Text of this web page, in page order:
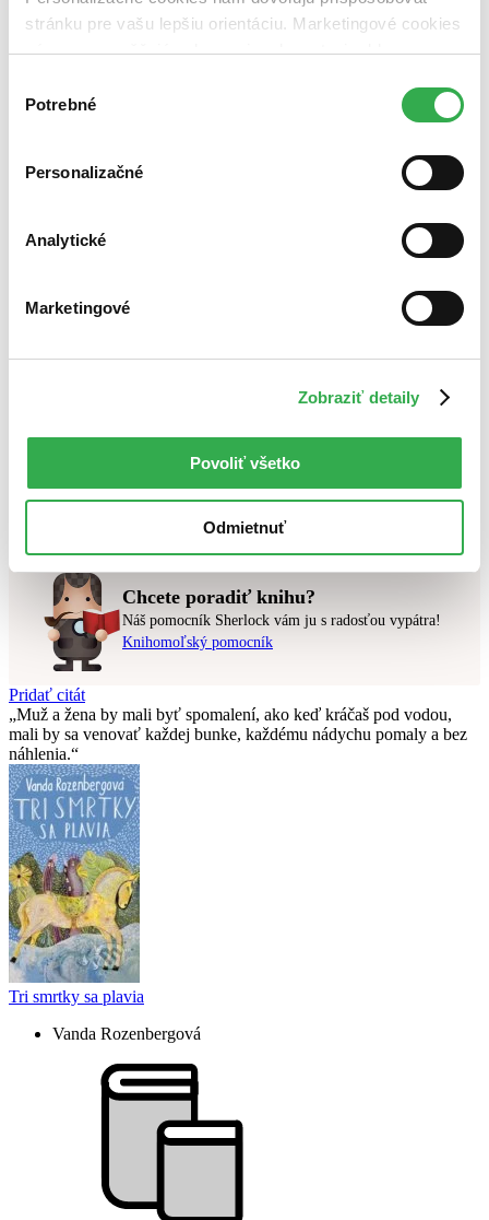
stránku pre vašu lepšiu orientáciu. Marketingové cookies
nám zas umožňujú zobrazenie relevantnej reklamy.
nám pomohlo, keby sme mohli používať všetky tieto
súhlasu
Potrebné
Personalizačné
Analytické
Marketingové
Zobraziť detaily
Povoliť všetko
Odmietnuť
čítaná - výborný stav (0 titulov)
čítaná - výborný stav
čítaná - mierne opotrebovaná (0 titulov)
čítaná - mierne
opotrebovaná
vypredaných kníh
Zoradiť
Top hodnotené
Použité filtre
Autor Hafez zo Šírazu
Nebol nájdenýžiadny titulvyhovujúci zadaným podmienkam.
Skúste prosím zmeniť vyhľadávaný výraz.
Chcete poradiť knihu?
Náš pomocník Sherlock vám ju s radosťou vypátra!
Knihomoľský pomocník
Pridať citát
Muž a žena by mali byť spomalení, ako keď kráčaš pod vodou,
mali by sa venovať každej bunke, každému nádychu pomaly a bez
náhlenia.
Tri smrtky sa plavia
Vanda Rozenbergová